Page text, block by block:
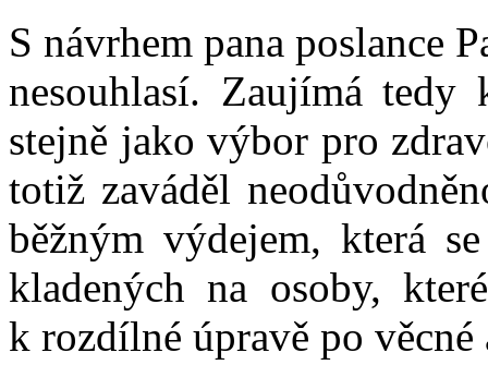
S návrhem pana poslance
nesouhlasí. Zaujímá tedy
stejně jako výbor pro
totiž zaváděl
běžným výdejem, která
kladených na osoby,
k rozdílné úpravě po